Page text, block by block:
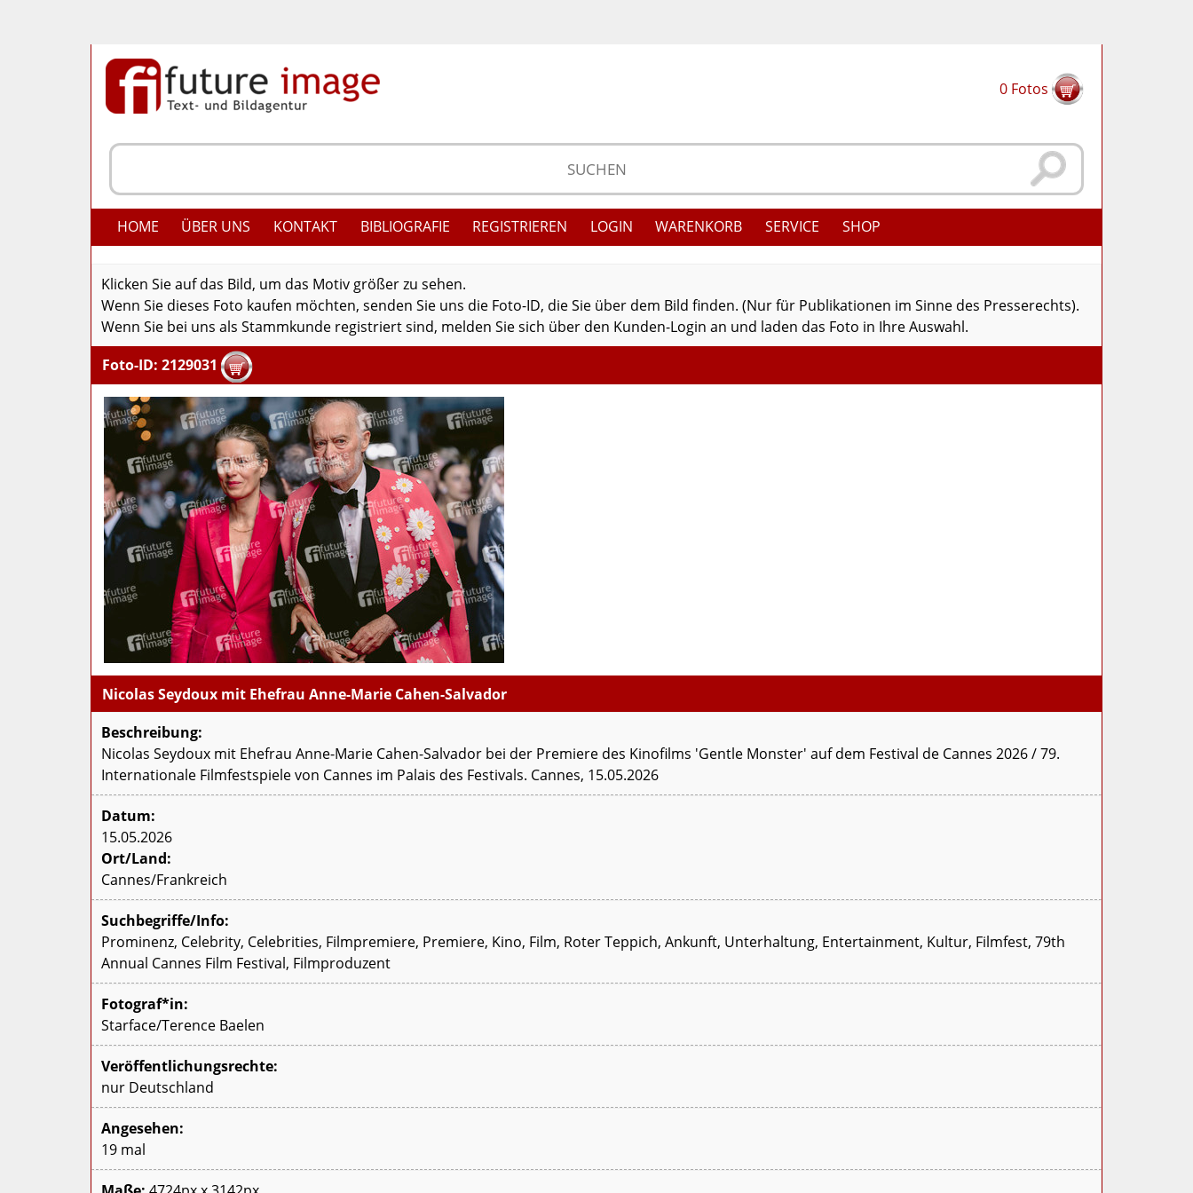
0 Fotos
HOME ÜBER UNS KONTAKT BIBLIOGRAFIE REGISTRIEREN LOGIN WARENKORB SERVICE SHOP
Klicken Sie auf das Bild, um das Motiv größer zu sehen.
Wenn Sie dieses Foto kaufen möchten, senden Sie uns die Foto-ID, die Sie über dem Bild finden. (Nur für Publikationen im Sinne des Presserechts).
Wenn Sie bei uns als Stammkunde registriert sind, melden Sie sich über den Kunden-Login an und laden das Foto in Ihre Auswahl.
Foto-ID: 2129031
Nicolas Seydoux mit Ehefrau Anne-Marie Cahen-Salvador
Beschreibung:
Nicolas Seydoux mit Ehefrau Anne-Marie Cahen-Salvador bei der Premiere des Kinofilms 'Gentle Monster' auf dem Festival de Cannes 2026 / 79.
Internationale Filmfestspiele von Cannes im Palais des Festivals. Cannes, 15.05.2026
Datum:
15.05.2026
Ort/Land:
Cannes/Frankreich
Suchbegriffe/Info:
Prominenz, Celebrity, Celebrities, Filmpremiere, Premiere, Kino, Film, Roter Teppich, Ankunft, Unterhaltung, Entertainment, Kultur, Filmfest, 79th
Annual Cannes Film Festival, Filmproduzent
Fotograf*in:
Starface/Terence Baelen
Veröffentlichungsrechte:
nur Deutschland
Angesehen:
19 mal